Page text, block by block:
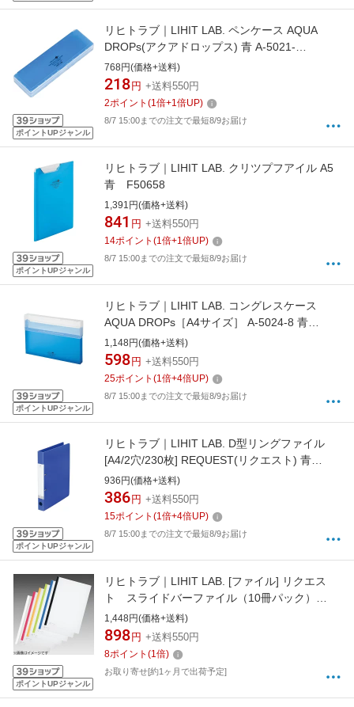
ポイントUPジャンル
リヒトラブ｜LIHIT LAB. ペンケース AQUA
DROPs(アクアドロップス) 青 A-5021-
8[A50218]
768円(価格+送料)
218 円 +送料550円
2ポイント (1倍+1倍UP)
8/7 15:00までの注文で最短8/9お届け
ポイントUPジャンル
リヒトラブ｜LIHIT LAB. クリツプフアイル A5
青 F50658
1,391円(価格+送料)
841 円 +送料550円
14ポイント (1倍+1倍UP)
8/7 15:00までの注文で最短8/9お届け
ポイントUPジャンル
リヒトラブ｜LIHIT LAB. コングレスケース
AQUA DROPs［A4サイズ］ A-5024-8 青
[A50248]
1,148円(価格+送料)
598 円 +送料550円
25ポイント (1倍+4倍UP)
8/7 15:00までの注文で最短8/9お届け
ポイントUPジャンル
リヒトラブ｜LIHIT LAB. D型リングファイル
[A4/2穴/230枚] REQUEST(リクエスト) 青
G2220-8
936円(価格+送料)
386 円 +送料550円
15ポイント (1倍+4倍UP)
8/7 15:00までの注文で最短8/9お届け
ポイントUPジャンル
リヒトラブ｜LIHIT LAB. [ファイル] リクエス
ト スライドバーファイル（10冊パック）
(色：青、サイズ：A4) G1720-8
1,448円(価格+送料)
898 円 +送料550円
8ポイント (1倍)
お取り寄せ[約1ヶ月で出荷予定]